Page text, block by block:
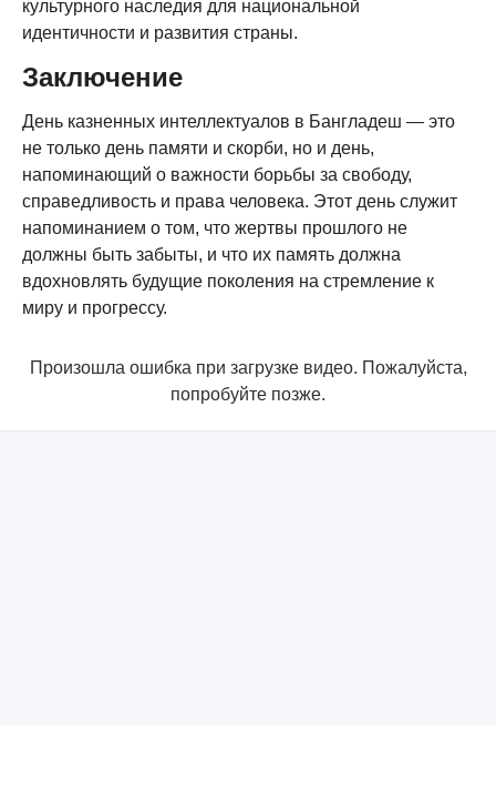
культурного наследия для национальной
идентичности и развития страны.
Заключение
День казненных интеллектуалов в Бангладеш — это
не только день памяти и скорби, но и день,
напоминающий о важности борьбы за свободу,
справедливость и права человека. Этот день служит
напоминанием о том, что жертвы прошлого не
должны быть забыты, и что их память должна
вдохновлять будущие поколения на стремление к
миру и прогрессу.
Произошла ошибка при загрузке видео. Пожалуйста,
попробуйте позже.